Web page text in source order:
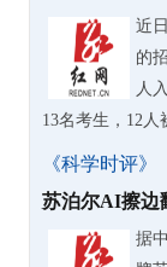
近
的
人
13名考生，12人
《科学时评》
苏泊尔AI擦边
据